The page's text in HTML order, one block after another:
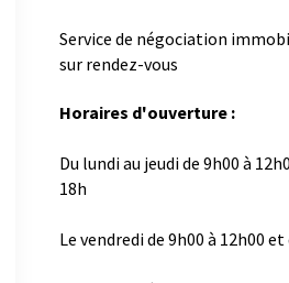
Service de négociation
sur rendez-vous
Horaires d'ouverture :
Du lundi au jeudi de 9h00 à
18h
Le vendredi de 9h00 à 12h00 et